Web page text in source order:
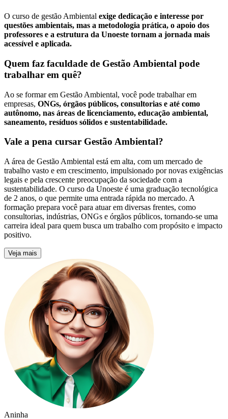
O curso de gestão Ambiental exige dedicação e interesse por
questões ambientais, mas a metodologia prática, o apoio dos
professores e a estrutura da Unoeste tornam a jornada mais
acessível e aplicada.
Quem faz faculdade de Gestão Ambiental pode
trabalhar em quê?
Ao se formar em Gestão Ambiental, você pode trabalhar em
empresas, ONGs, órgãos públicos, consultorias e até como
autônomo, nas áreas de licenciamento, educação ambiental,
saneamento, resíduos sólidos e sustentabilidade.
Vale a pena cursar Gestão Ambiental?
A área de Gestão Ambiental está em alta, com um mercado de
trabalho vasto e em crescimento, impulsionado por novas exigências
legais e pela crescente preocupação da sociedade com a
sustentabilidade. O curso da Unoeste é uma graduação tecnológica
de 2 anos, o que permite uma entrada rápida no mercado. A
formação prepara você para atuar em diversas frentes, como
consultorias, indústrias, ONGs e órgãos públicos, tornando-se uma
carreira ideal para quem busca um trabalho com propósito e impacto
positivo.
Veja mais
Aninha